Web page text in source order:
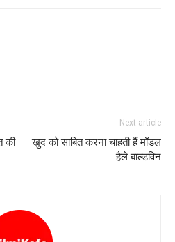
की
Next article
खुद को साबित करना चाहती हैं मॉडल
हैले बाल्डविन